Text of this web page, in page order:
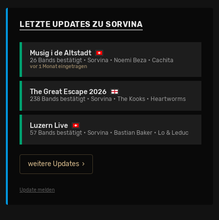
LETZTE UPDATES ZU SORVINA
Musig i de Altstadt
26 Bands bestätigt • Sorvina • Noemi Beza • Cachita
vor 1 Monat eingetragen
The Great Escape 2026
238 Bands bestätigt • Sorvina • The Kooks • Heartworms
Luzern Live
57 Bands bestätigt • Sorvina • Bastian Baker • Lo & Leduc
weitere Updates
Update melden